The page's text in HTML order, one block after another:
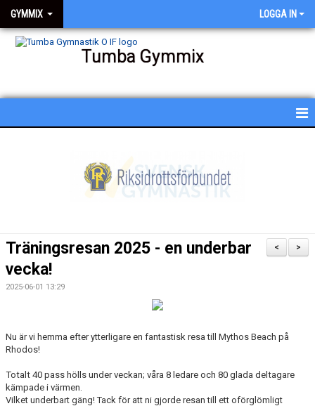
GYMMIX LOGGA IN
Tumba Gymmix
BESKRIVNING AV PASSEN
BILDGALLERI
TRÄNINGSRESA
TRIVSELREGLER
>
<
Träningsresan 2025 - en underbar
vecka!
2025-06-01 13:29
Nu är vi hemma efter ytterligare en fantastisk resa till Mythos Beach på
Rhodos!
Totalt 40 pass hölls under veckan; våra 8 ledare och 80 glada deltagare
kämpade i värmen.
Vilket underbart gäng! Tack för att ni gjorde resan till ett oförglömligt